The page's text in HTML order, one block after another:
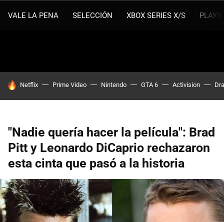
VALE LA PENA SELECCIÓN XBOX SERIES X/S
HOY SE HABLA DE
Netflix Prime Video Nintendo GTA 6 Activision
"Nadie quería hacer la película": Brad
Pitt y Leonardo DiCaprio rechazaron
esta cinta que pasó a la historia